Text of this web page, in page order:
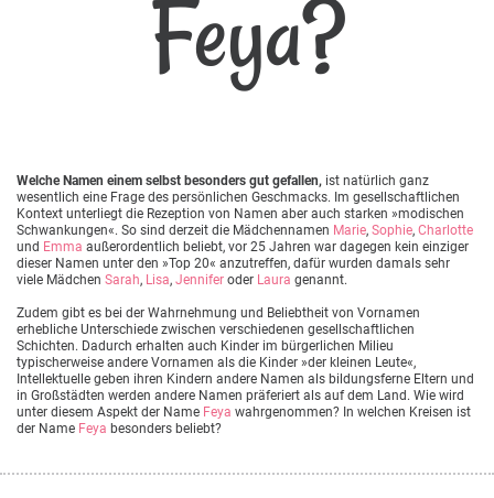
Feya?
Welche Namen einem selbst besonders gut gefallen, ist natürlich ganz
wesentlich eine Frage des persönlichen Geschmacks. Im gesellschaftlichen
Kontext unterliegt die Rezeption von Namen aber auch starken »modischen
Schwankungen«. So sind derzeit die Mädchennamen Marie, Sophie, Charlotte
und Emma außerordentlich beliebt, vor 25 Jahren war dagegen kein einziger
dieser Namen unter den »Top 20« anzutreffen, dafür wurden damals sehr
viele Mädchen Sarah, Lisa, Jennifer oder Laura genannt.
Zudem gibt es bei der Wahrnehmung und Beliebtheit von Vornamen
erhebliche Unterschiede zwischen verschiedenen gesellschaftlichen
Schichten. Dadurch erhalten auch Kinder im bürgerlichen Milieu
typischerweise andere Vornamen als die Kinder »der kleinen Leute«,
Intellektuelle geben ihren Kindern andere Namen als bildungsferne Eltern und
in Großstädten werden andere Namen präferiert als auf dem Land. Wie wird
unter diesem Aspekt der Name Feya wahrgenommen? In welchen Kreisen ist
der Name Feya besonders beliebt?